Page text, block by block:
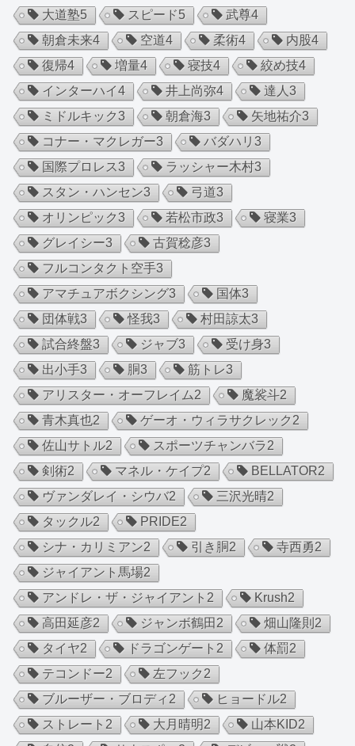
大道塾5 スピード5 武尊4
朝倉未来4 空道4 柔術4 内股4
復帰4 増量4 寝技4 絞め技4
インターハイ4 井上尚弥4 達人3
ミドルキック3 朝倉海3 矢地祐介3
コナー・マクレガー3 バダハリ 3
国際プロレス3 ラッシャー木村3
スタン・ハンセン3 弓道3
オリンピック3 若松市政3 寝業3
グレイシー3 古賀稔彦3
フルコンタクト空手3
アマチュアボクシング3 国体3
団体戦3 怪我3 村田諒太3
試合終盤3 ジャブ3 受け身3
出小手3 胴3 筋トレ3
アリスター・オーフレイム2 魔裟斗2
青木真也2 ゲーオ・ウィラサクレック2
佐山サトル2 スポーツチャンバラ2
剣術2 マネル・ケイプ2 BELLATOR2
ヴァンダレイ・シウバ2 三沢光晴2
タックル2 PRIDE2
シナ・カリミアン2 引き胴2 寺西勇2
ジャイアント馬場2
アンドレ・ザ・ジャイアント 2 Krush2
高田延彦2 ジャンボ鶴田2 畑山隆則 2
タイヤ2 ドラゴンゲート 2 体罰2
テコンドー2 左フック2
ブルーザー・ブロディ2 ヒョードル2
ストレート 2 大月晴明2 山本KID2